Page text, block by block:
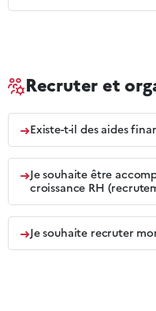
Recruter et
➜Existe-t-il des aides
➜Je souhaite être
croissance RH
➜Je souhaite recruter